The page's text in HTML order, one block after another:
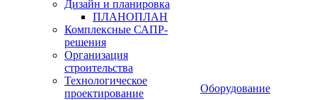
Дизайн и планировка
ПЛАНОПЛАН
Комплексные САПР-
решения
Организация
строительства
Технологическое
проектирование
Оборудование